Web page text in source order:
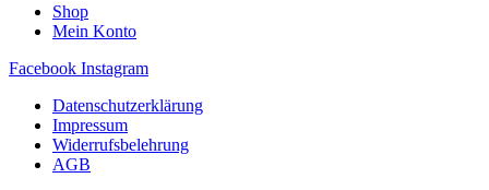
Shop
Mein Konto
Facebook Instagram
Datenschutzerklärung
Impressum
Widerrufsbelehrung
AGB